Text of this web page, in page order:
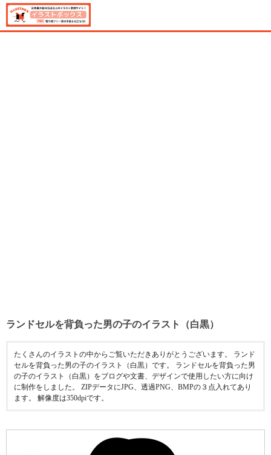
ランドセルを背負った男の子のイラスト（白黒）
たくさんのイラストの中からご覧いただきありがとうございます。 ランド
セルを背負った男の子のイラスト（白黒）です。 ランドセルを背負った男
の子のイラスト（白黒）をブログや文書、デザインで使用したい方に向け
に制作をしました。 ZIPデータにJPG、透過PNG、BMPの３点入れてあり
ます。 解像度は350dpiです。